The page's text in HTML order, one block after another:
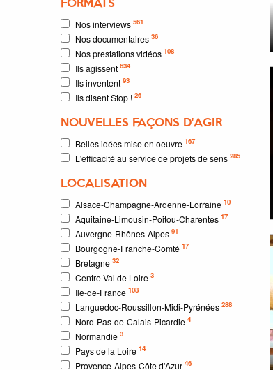
FORMATS
Nos interviews 561
Nos documentaires 36
Nos prestations vidéos 108
Ils agissent 634
Ils inventent 93
Ils disent Stop ! 26
NOUVELLES FAÇONS D'AGIR
Belles idées mise en oeuvre 167
L'efficacité au service de projets de sens 285
LOCALISATION
Alsace-Champagne-Ardenne-Lorraine 10
Aquitaine-Limousin-Poitou-Charentes 17
Auvergne-Rhônes-Alpes 91
Bourgogne-Franche-Comté 17
Bretagne 32
Centre-Val de Loire 3
Ile-de-France 108
Languedoc-Roussillon-Midi-Pyrénées 288
Nord-Pas-de-Calais-Picardie 4
Normandie 3
Pays de la Loire 14
Provence-Alpes-Côte d'Azur 46